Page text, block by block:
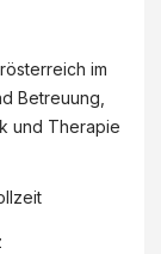
im
Betreuung,
und Therapie